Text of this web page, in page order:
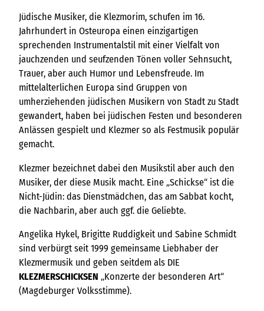
Jüdische Musiker, die Klezmorim, schufen im 16.
Jahrhundert in Osteuropa einen einzigartigen
sprechenden Instrumentalstil mit einer Vielfalt von
jauchzenden und seufzenden Tönen voller Sehnsucht,
Trauer, aber auch Humor und Lebensfreude. Im
mittelalterlichen Europa sind Gruppen von
umherziehenden jüdischen Musikern von Stadt zu Stadt
gewandert, haben bei jüdischen Festen und besonderen
Anlässen gespielt und Klezmer so als Festmusik populär
gemacht.
Klezmer bezeichnet dabei den Musikstil aber auch den
Musiker, der diese Musik macht. Eine „Schickse“ ist die
Nicht-Jüdin: das Dienstmädchen, das am Sabbat kocht,
die Nachbarin, aber auch ggf. die Geliebte.
Angelika Hykel, Brigitte Ruddigkeit und Sabine Schmidt
sind verbürgt seit 1999 gemeinsame Liebhaber der
Klezmermusik und geben seitdem als DIE
KLEZMERSCHICKSEN „Konzerte der besonderen Art“
(Magdeburger Volksstimme).